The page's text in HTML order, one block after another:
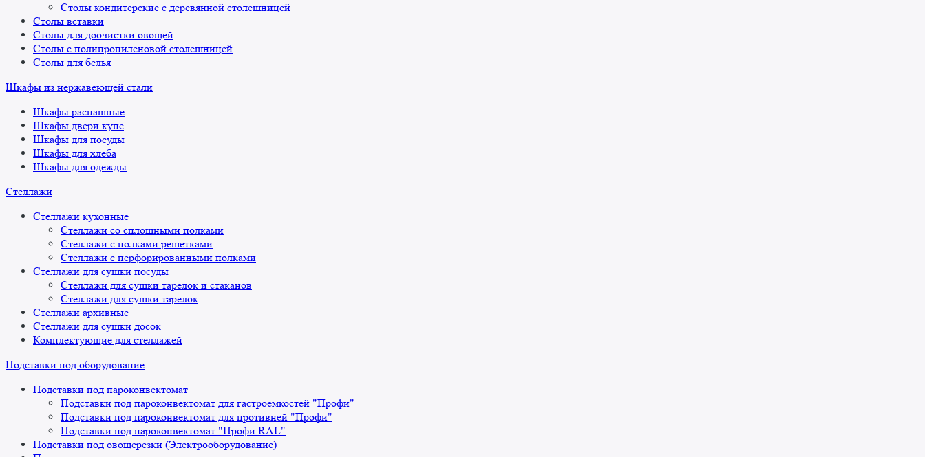
Столы кондитерские с деревянной столешницей
Столы вставки
Столы для доочистки овощей
Столы с полипропиленовой столешницей
Столы для белья
Шкафы из нержавеющей стали
Шкафы распашные
Шкафы двери купе
Шкафы для посуды
Шкафы для хлеба
Шкафы для одежды
Стеллажи
Стеллажи кухонные
Стеллажи со сплошными полками
Стеллажи с полками решетками
Стеллажи с перфорированными полками
Стеллажи для сушки посуды
Стеллажи для сушки тарелок и стаканов
Стеллажи для сушки тарелок
Стеллажи архивные
Стеллажи для сушки досок
Комплектующие для стеллажей
Подставки под оборудование
Подставки под пароконвектомат
Подставки под пароконвектомат для гастроемкостей "Профи"
Подставки под пароконвектомат для противней "Профи"
Подставки под пароконвектомат "Профи RAL"
Подставки под овощерезки (Электрооборудование)